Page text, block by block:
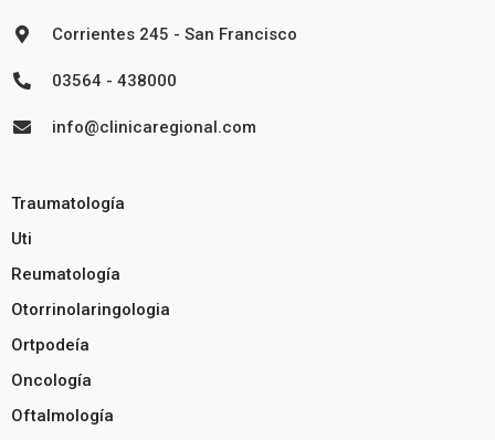
Corrientes 245 - San Francisco
03564 - 438000
info@clinicaregional.com
Traumatología
Uti
Reumatología
Otorrinolaringologia
Ortpodeía
Oncología
Oftalmología